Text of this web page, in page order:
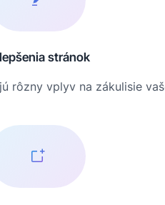
stránok
rôzny vplyv na zákulisie